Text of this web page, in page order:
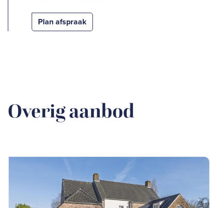
Plan afspraak
Overig aanbod